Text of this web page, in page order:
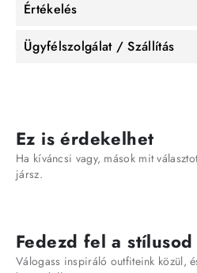
Értékelés
Ügyfélszolgálat / Szállítás
Ez is érdekelhet
Ha kíváncsi vagy, mások mit
jársz.
Fedezd fel a stílusod
Válogass inspiráló outfiteink közül,